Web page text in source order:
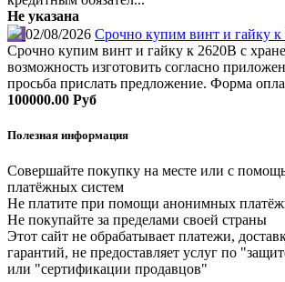
Не указана
02/08/2026 Срочно купим винт и гайку к
Срочно купим винт и гайку к 2620В с
возможность изготовить согласно
просьба прислать предложение. Форма
100000.00 Руб
Полезная информация
Совершайте покупку на месте или с
платёжных систем
Не платите при помощи анонимных
Не покупайте за пределами своей страны
Этот сайт не обрабатывает платежи,
гарантий, не предоставляет услуг по
или "сертификации продавцов"